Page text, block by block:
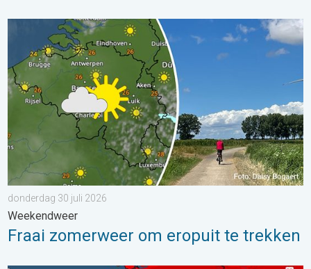
Fraai zomerweer om eropuit te trekken. Weekendweer. . .
donderdag 30 juli 2026
Weekendweer
Fraai zomerweer om eropuit te trekken